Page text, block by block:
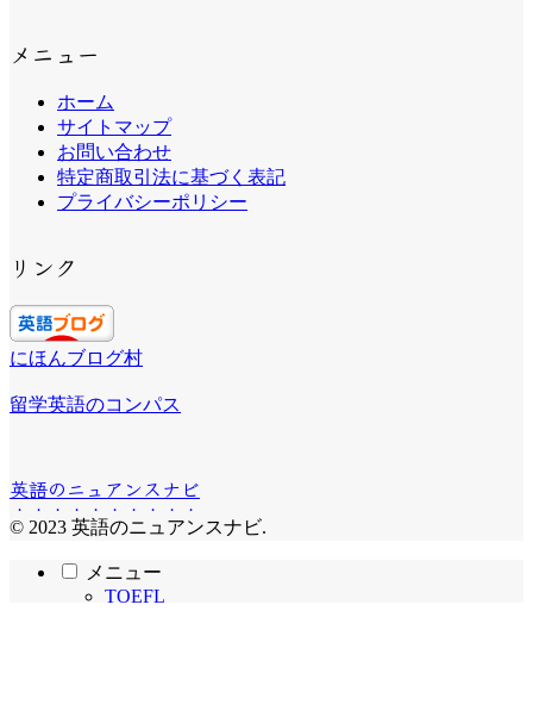
メニュー
ホーム
サイトマップ
お問い合わせ
特定商取引法に基づく表記
プライバシーポリシー
リンク
にほんブログ村
留学英語のコンパス
英語のニュアンスナビ
© 2023 英語のニュアンスナビ.
メニュー
TOEFL